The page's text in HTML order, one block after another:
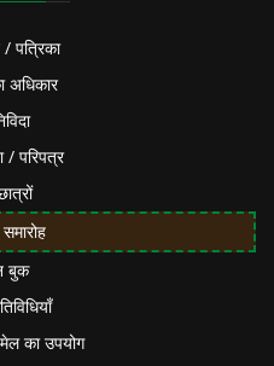
पत्रिका
अधिकार
/ परिपत्र
समारोह
बुक
का उपयोग